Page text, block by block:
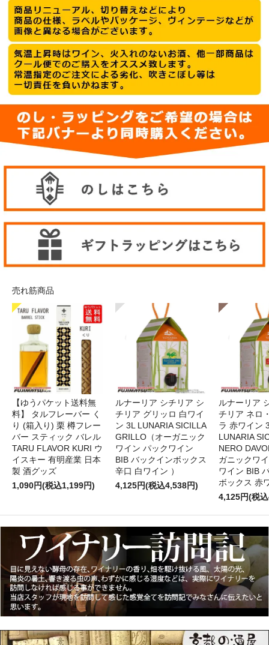
売れ筋商品
【ゆうパケット送料無
料】 タルフレーバー く
り (箱入り) 栗 樽フレー
バー スティック バレル
TARU FLAVOR KURI ウ
イスキー 有明産業 日本
製 酒グッズ
1,090円(税込1,199円)
ルナーリア シチリア シ
チリア グリッロ 白ワイ
ン 3L LUNARIA SICILLA
GRILLO（オーガニック
ワイン パックワイン
BIB バックインボックス
辛口 白ワイン ）
4,125円(税込4,538円)
ルナーリア
チリア ネロ
ラ 赤ワイ
LUNARIA
NERO
ガニックワ
ワイン BIB
ボックス 赤
4,125円(税